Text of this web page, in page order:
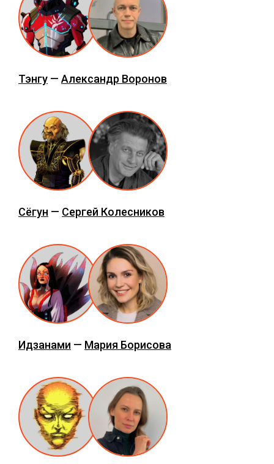
Тэнгу — Александр Воронов
Сёгун — Сергей Колесников
Идзанами — Мария Борисова